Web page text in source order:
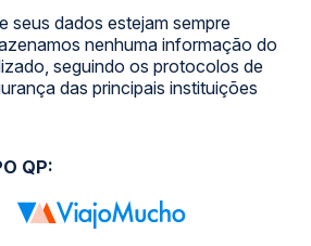
seus dados estejam sempre
nenhuma informação do
seguindo os protocolos de
das principais instituições
QP: